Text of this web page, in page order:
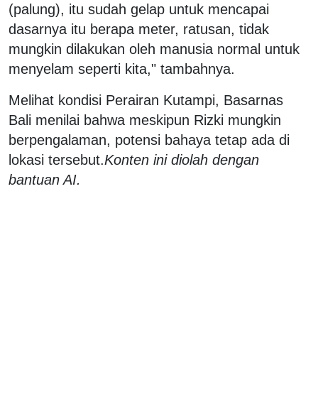
(palung), itu sudah gelap untuk mencapai
dasarnya itu berapa meter, ratusan, tidak
mungkin dilakukan oleh manusia normal untuk
menyelam seperti kita," tambahnya.
Melihat kondisi Perairan Kutampi, Basarnas
Bali menilai bahwa meskipun Rizki mungkin
berpengalaman, potensi bahaya tetap ada di
lokasi tersebut.Konten ini diolah dengan
bantuan AI.